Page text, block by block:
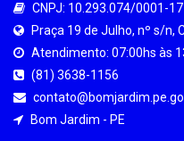
CNPJ: 10.293.074/0001-17
Praça 19 de Julho, nº s/n,
Atendimento: 07:00hs às
(81) 3638-1156
Bom Jardim - PE